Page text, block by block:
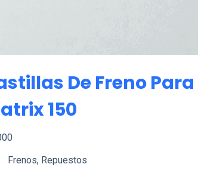
De Freno Para
150
Frenos, Repuestos